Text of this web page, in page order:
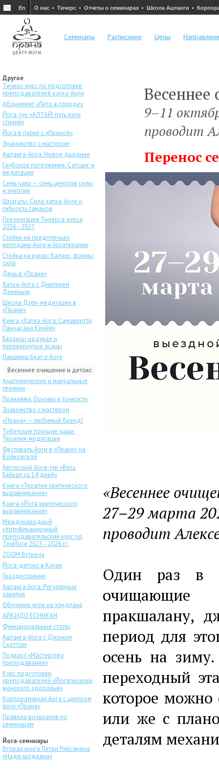
Ru En О нас Тичерс Отчеты о семинарах Школа Аштанги
Семинары Расписание Цены
Другое
Тичерс-курс по подготовке
преподавателей хатха-йоги
Абонемент «Лето в городе»
Йога-тур «АЛТАЙ: путь пяти
стихий»
Йога в парке с «Праной»
Знакомство с мастером
Аштанга-йога. Новое дыхание
Глубокое погружение. Сатсанг и
медитация
Семь чакр — семь центров силы
и энергии
Шпагаты. Сила хатха-йоги и
гибкость гамаков
Презентация Тичерса-курса
2026–2027
Стойки на предплечьях
методами йоги и йогатерапии
Стойка на руках: баланс, формы,
сила
День в «Пране»
Хатха-йога с Дмитрием
Деминым
Школа Дзен-медитации в
«Пране»
Книга «Хатха-йога: Самавритти
Панчасана Крийя»
Балансы на руках и
перевернутые асаны
Лакшмиш Бхат о йоге
Весеннее очищение и детокс
Анатомические и мануальные
техники
Пранаяма. Основы и тонкости
Знакомство с мастером
«Прана» — любимый бренд!
Тибетские поющие чаши.
Терапия-медитация
Фестиваль йоги в «Пране» на
Войковской
Авторский йога-тур «Весь
Байкал за 14 дней»
Книга «Терапия критического
выравнивания»
Книга «Йога критического
выравнивания»
Международный
сертификационный
преподавательский курс по
ТриЙоге 2025–2026 гг.
ZOOM Встреча
Йога-детокс в Китае
Гвоздестояние
Аштанга йога. Регулярные
занятия
Обучение игре на хэндпане
АЙКИДО ЁСИНКАН
Функциональные стопы
Аштанга-йога с Джоном
Скоттом
Подкаст «Мастерство
преподавания»
Курс подготовки
преподавателей «Йогатерапия
женского здоровья»
Корпоративная йога с центром
йоги «Прана»
Правила возвратов по
семинарам
Йога-семинары
Вторая книга Петри Ряйсянена
«Нади-шодхана»
Весеннее
9–11
проводит
Перенос
«Весеннее
27–29 марта
проводит
Один раз в
очищающие
пракшалану,
период для
осень на
переходный
которое можно
или же с
деталям